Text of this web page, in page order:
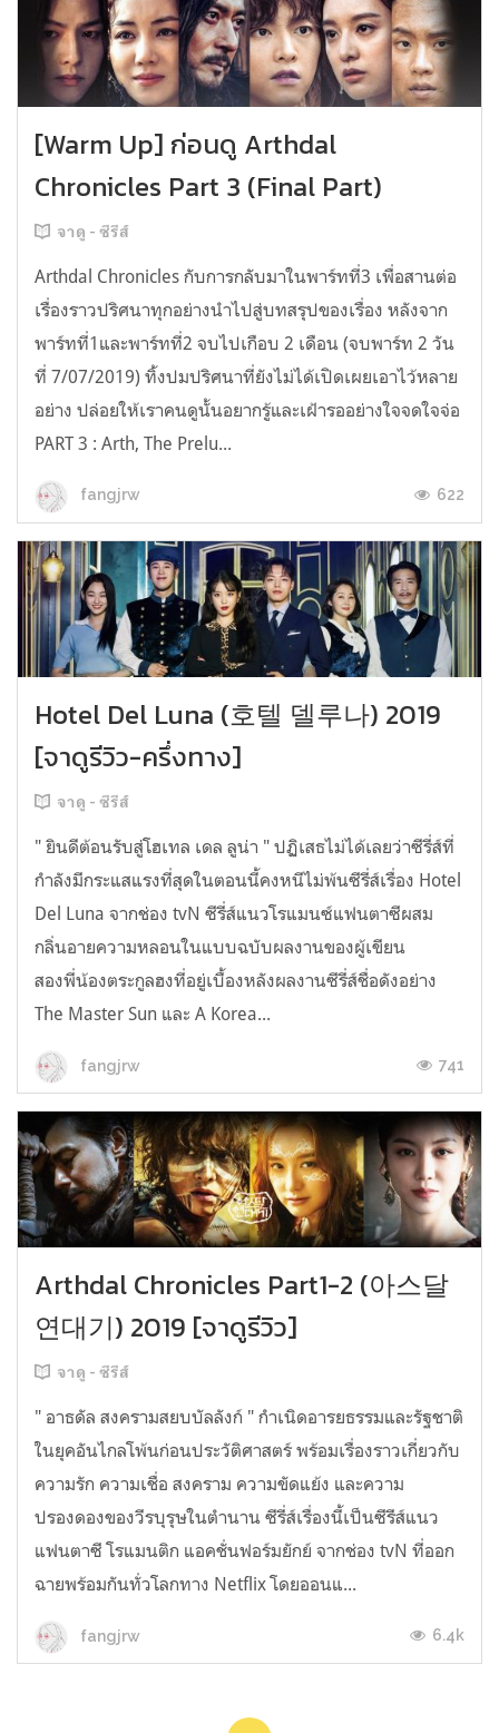
[Warm Up] ก่อนดู Arthdal
Chronicles Part 3 (Final Part)
จาดู - ซีรีส์
Arthdal Chronicles กับการกลับมาในพาร์ทที่3 เพื่อสานต่อ
เรื่องราวปริศนาทุกอย่างนำไปสู่บทสรุปของเรื่อง หลังจาก
พาร์ทที่1และพาร์ทที่2 จบไปเกือบ 2 เดือน (จบพาร์ท 2 วัน
ที่ 7/07/2019) ทิ้งปมปริศนาที่ยังไม่ได้เปิดเผยเอาไว้หลาย
อย่าง ปล่อยให้เราคนดูนั้นอยากรู้และเฝ้ารออย่างใจจดใจจ่อ
PART 3 : Arth, The Prelu...
fangjrw 622
Hotel Del Luna (호텔 델루나) 2019
[จาดูรีวิว-ครึ่งทาง]
จาดู - ซีรีส์
" ยินดีต้อนรับสู่โฮเทล เดล ลูน่า " ปฏิเสธไม่ได้เลยว่าซีรี่ส์ที่
กำลังมีกระแสแรงที่สุดในตอนนี้คงหนีไม่พ้นซีรี่ส์เรื่อง Hotel
Del Luna จากช่อง tvN ซีรี่ส์แนวโรแมนซ์แฟนตาซีผสม
กลิ่นอายความหลอนในแบบฉบับผลงานของผู้เขียน
สองพี่น้องตระกูลฮงที่อยู่เบื้องหลังผลงานซีรี่ส์ชื่อดังอย่าง
The Master Sun และ A Korea...
fangjrw 741
Arthdal Chronicles Part1-2 (아스달
연대기) 2019 [จาดูรีวิว]
จาดู - ซีรีส์
" อาธดัล สงครามสยบบัลลังก์ " กำเนิดอารยธรรมและรัฐชาติ
ในยุคอันไกลโพ้นก่อนประวัติศาสตร์ พร้อมเรื่องราวเกี่ยวกับ
ความรัก ความเชื่อ สงคราม ความขัดแย้ง และความ
ปรองดองของวีรบุรุษในตำนาน ซีรี่ส์เรื่องนี้เป็นซีรีส์แนว
แฟนตาซี โรแมนติก แอคชั่นฟอร์มยักย์ จากช่อง tvN ที่ออก
ฉายพร้อมกันทั่วโลกทาง Netflix โดยออนแ...
fangjrw 6.4k